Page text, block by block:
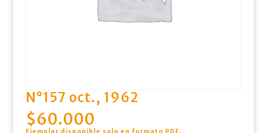
N°157 oct., 1962
$60.000
Ejemplar disponible solo en formato PDF.